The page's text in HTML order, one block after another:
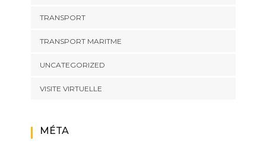
TRANSPORT
TRANSPORT MARITME
UNCATEGORIZED
VISITE VIRTUELLE
MÉTA